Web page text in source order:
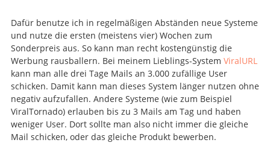
Dafür benutze ich in regelmäßigen Abständen neue Systeme
und nutze die ersten (meistens vier) Wochen zum
Sonderpreis aus. So kann man recht kostengünstig die
Werbung rausballern. Bei meinem Lieblings-System ViralURL
kann man alle drei Tage Mails an 3.000 zufällige User
schicken. Damit kann man dieses System länger nutzen ohne
negativ aufzufallen. Andere Systeme (wie zum Beispiel
ViralTornado) erlauben bis zu 3 Mails am Tag und haben
weniger User. Dort sollte man also nicht immer die gleiche
Mail schicken, oder das gleiche Produkt bewerben.